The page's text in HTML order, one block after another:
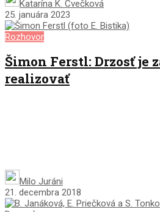
Katarína K. Cvečková
25. januára 2023
Rozhovor
Šimon Ferstl: Drzosť je
realizovať
Milo Juráni
21. decembra 2018